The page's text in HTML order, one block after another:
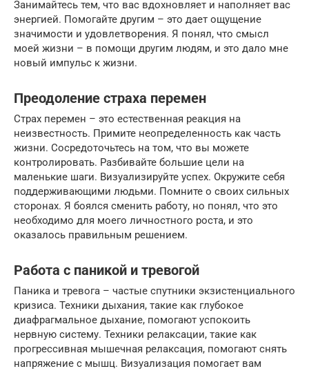
Занимайтесь тем, что вас вдохновляет и наполняет вас
энергией. Помогайте другим – это дает ощущение
значимости и удовлетворения. Я понял, что смысл
моей жизни – в помощи другим людям, и это дало мне
новый импульс к жизни.
Преодоление страха перемен
Страх перемен – это естественная реакция на
неизвестность. Примите неопределенность как часть
жизни. Сосредоточьтесь на том, что вы можете
контролировать. Разбивайте большие цели на
маленькие шаги. Визуализируйте успех. Окружите себя
поддерживающими людьми. Помните о своих сильных
сторонах. Я боялся сменить работу, но понял, что это
необходимо для моего личностного роста, и это
оказалось правильным решением.
Работа с паникой и тревогой
Паника и тревога – частые спутники экзистенциального
кризиса. Техники дыхания, такие как глубокое
диафрагмальное дыхание, помогают успокоить
нервную систему. Техники релаксации, такие как
прогрессивная мышечная релаксация, помогают снять
напряжение с мышц. Визуализация помогает вам